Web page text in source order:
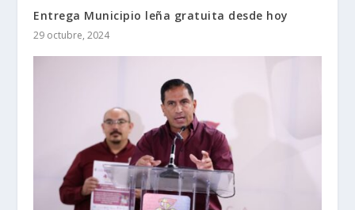
Entrega Municipio leña gratuita desde hoy
29 octubre, 2024